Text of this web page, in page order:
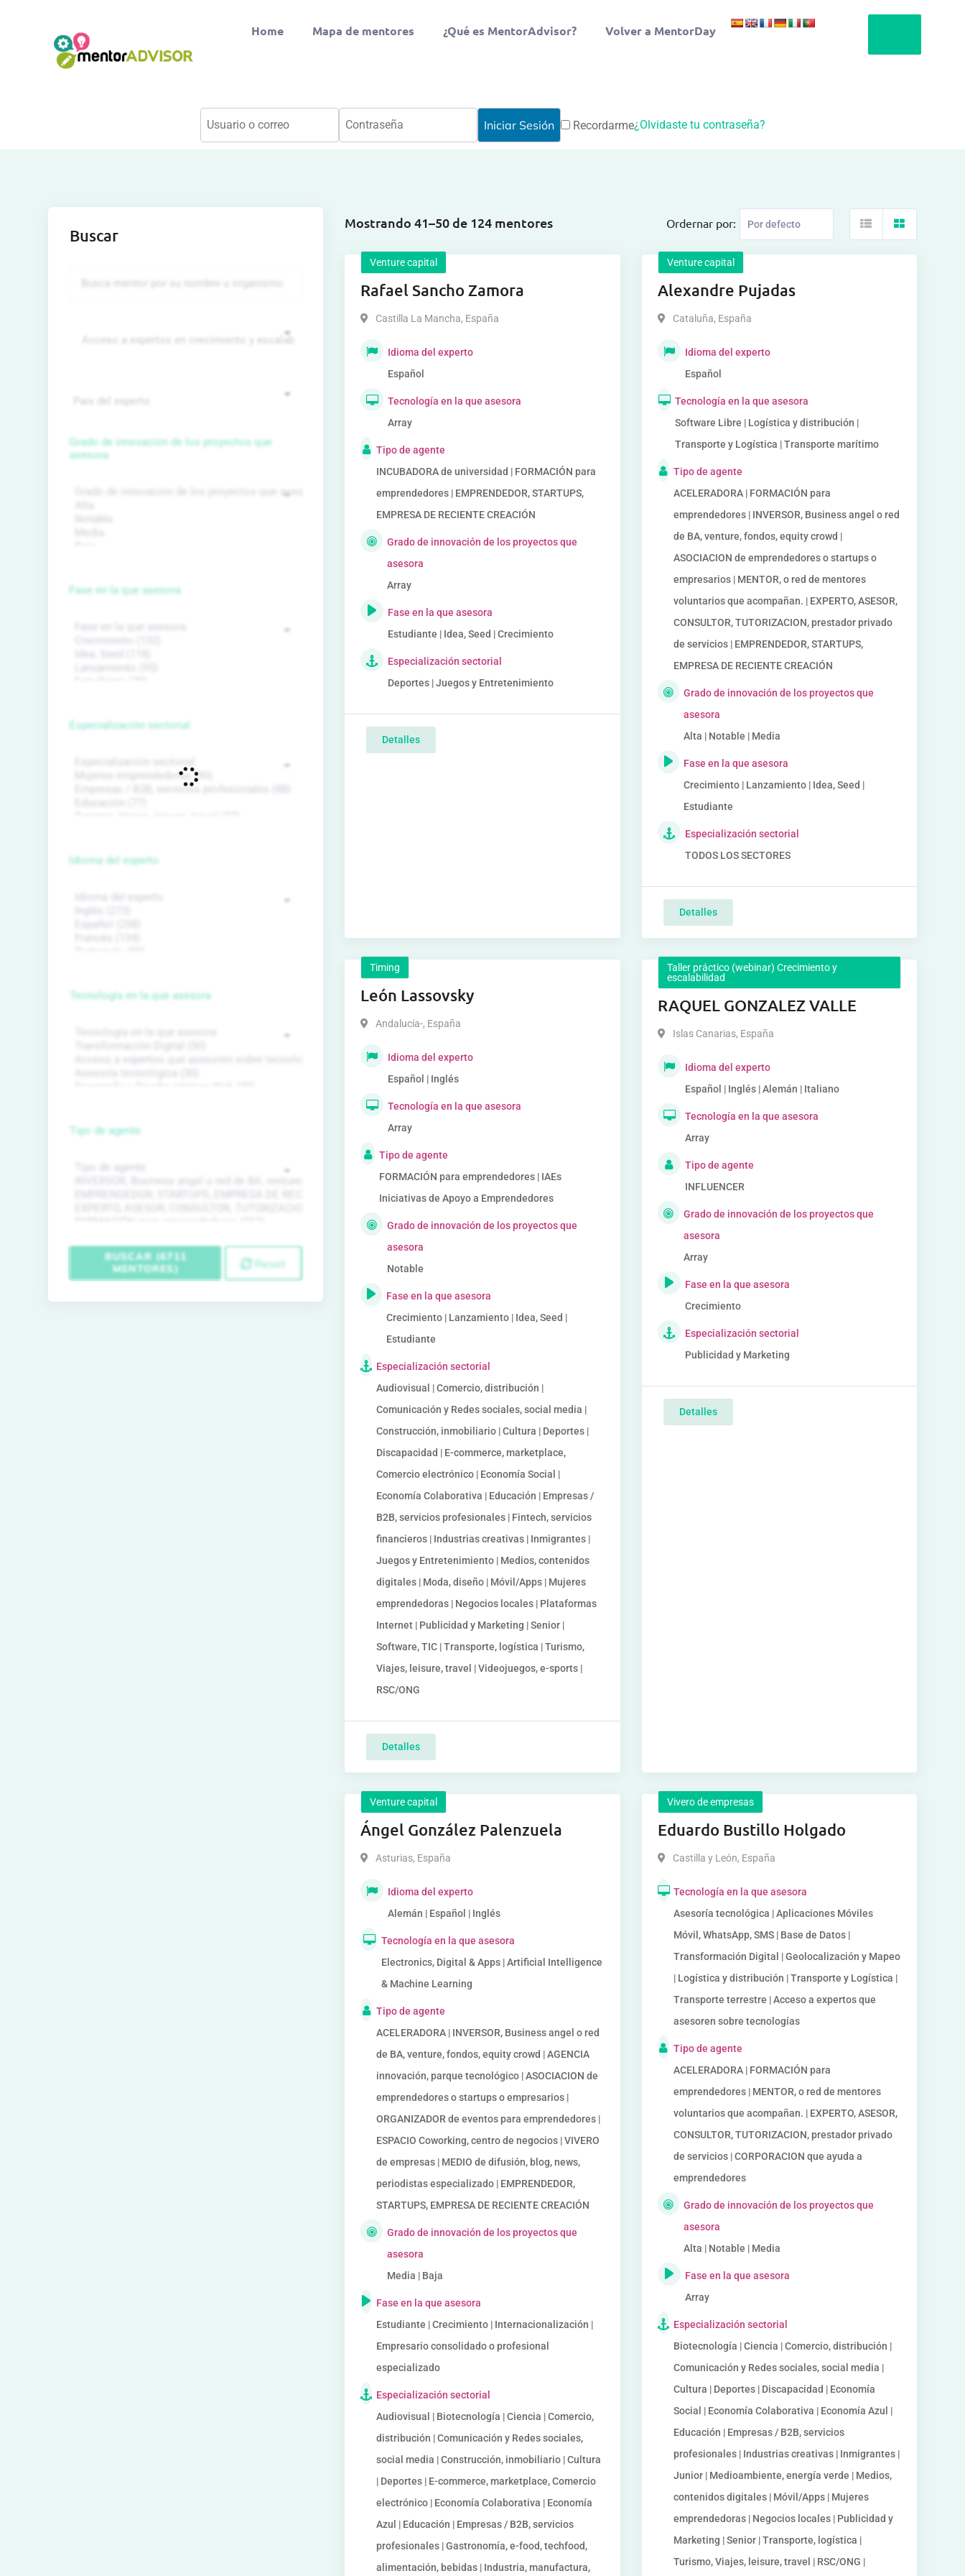
Home Mapa de mentores ¿Qué es MentorAdvisor? Volver a MentorDay
Recordarme¿Olvidaste tu contraseña?
Mostrando 41–50 de 124 mentores Ordernar por:
Venture capital
Rafael Sancho Zamora
Castilla La Mancha, España
Idioma del experto
Español
Tecnología en la que asesora
Array
Tipo de agente
INCUBADORA de universidad | FORMACIÓN para
emprendedores | EMPRENDEDOR, STARTUPS,
EMPRESA DE RECIENTE CREACIÓN
Grado de innovación de los proyectos que
asesora
Array
Fase en la que asesora
Estudiante | Idea, Seed | Crecimiento
Especialización sectorial
Deportes | Juegos y Entretenimiento
Detalles
Venture capital
Alexandre Pujadas
Cataluña, España
Idioma del experto
Español
Tecnología en la que asesora
Software Libre | Logística y distribución |
Transporte y Logística | Transporte marítimo
Tipo de agente
ACELERADORA | FORMACIÓN para
emprendedores | INVERSOR, Business angel o red
de BA, venture, fondos, equity crowd |
ASOCIACION de emprendedores o startups o
empresarios | MENTOR, o red de mentores
voluntarios que acompañan. | EXPERTO, ASESOR,
CONSULTOR, TUTORIZACION, prestador privado
de servicios | EMPRENDEDOR, STARTUPS,
EMPRESA DE RECIENTE CREACIÓN
Grado de innovación de los proyectos que
asesora
Alta | Notable | Media
Fase en la que asesora
Crecimiento | Lanzamiento | Idea, Seed |
Estudiante
Especialización sectorial
TODOS LOS SECTORES
Detalles
Timing
León Lassovsky
Andalucía-, España
Idioma del experto
Español | Inglés
Tecnología en la que asesora
Array
Tipo de agente
FORMACIÓN para emprendedores | IAEs
Iniciativas de Apoyo a Emprendedores
Grado de innovación de los proyectos que
asesora
Notable
Fase en la que asesora
Crecimiento | Lanzamiento | Idea, Seed |
Estudiante
Especialización sectorial
Audiovisual | Comercio, distribución |
Comunicación y Redes sociales, social media |
Construcción, inmobiliario | Cultura | Deportes |
Discapacidad | E-commerce, marketplace,
Comercio electrónico | Economía Social |
Economía Colaborativa | Educación | Empresas /
B2B, servicios profesionales | Fintech, servicios
financieros | Industrias creativas | Inmigrantes |
Juegos y Entretenimiento | Medios, contenidos
digitales | Moda, diseño | Móvil/Apps | Mujeres
emprendedoras | Negocios locales | Plataformas
Internet | Publicidad y Marketing | Senior |
Software, TIC | Transporte, logística | Turismo,
Viajes, leisure, travel | Videojuegos, e-sports |
RSC/ONG
Detalles
Taller práctico (webinar) Crecimiento y
escalabilidad
RAQUEL GONZALEZ VALLE
Islas Canarias, España
Idioma del experto
Español | Inglés | Alemán | Italiano
Tecnología en la que asesora
Array
Tipo de agente
INFLUENCER
Grado de innovación de los proyectos que
asesora
Array
Fase en la que asesora
Crecimiento
Especialización sectorial
Publicidad y Marketing
Detalles
Venture capital
Ángel González Palenzuela
Asturias, España
Idioma del experto
Alemán | Español | Inglés
Tecnología en la que asesora
Electronics, Digital & Apps | Artificial Intelligence
& Machine Learning
Tipo de agente
ACELERADORA | INVERSOR, Business angel o red
de BA, venture, fondos, equity crowd | AGENCIA
innovación, parque tecnológico | ASOCIACION de
emprendedores o startups o empresarios |
ORGANIZADOR de eventos para emprendedores |
ESPACIO Coworking, centro de negocios | VIVERO
de empresas | MEDIO de difusión, blog, news,
periodistas especializado | EMPRENDEDOR,
STARTUPS, EMPRESA DE RECIENTE CREACIÓN
Grado de innovación de los proyectos que
asesora
Media | Baja
Fase en la que asesora
Estudiante | Crecimiento | Internacionalización |
Empresario consolidado o profesional
especializado
Especialización sectorial
Audiovisual | Biotecnología | Ciencia | Comercio,
distribución | Comunicación y Redes sociales,
social media | Construcción, inmobiliario | Cultura
| Deportes | E-commerce, marketplace, Comercio
electrónico | Economía Colaborativa | Economía
Azul | Educación | Empresas / B2B, servicios
profesionales | Gastronomía, e-food, techfood,
alimentación, bebidas | Industria, manufactura,
Vivero de empresas
Eduardo Bustillo Holgado
Castilla y León, España
Tecnología en la que asesora
Asesoría tecnológica | Aplicaciones Móviles
Móvil, WhatsApp, SMS | Base de Datos |
Transformación Digital | Geolocalización y Mapeo
| Logística y distribución | Transporte y Logística |
Transporte terrestre | Acceso a expertos que
asesoren sobre tecnologías
Tipo de agente
ACELERADORA | FORMACIÓN para
emprendedores | MENTOR, o red de mentores
voluntarios que acompañan. | EXPERTO, ASESOR,
CONSULTOR, TUTORIZACION, prestador privado
de servicios | CORPORACION que ayuda a
emprendedores
Grado de innovación de los proyectos que
asesora
Alta | Notable | Media
Fase en la que asesora
Array
Especialización sectorial
Biotecnología | Ciencia | Comercio, distribución |
Comunicación y Redes sociales, social media |
Cultura | Deportes | Discapacidad | Economía
Social | Economía Colaborativa | Economía Azul |
Educación | Empresas / B2B, servicios
profesionales | Industrias creativas | Inmigrantes |
Junior | Medioambiente, energía verde | Medios,
contenidos digitales | Móvil/Apps | Mujeres
emprendedoras | Negocios locales | Publicidad y
Marketing | Senior | Transporte, logística |
Turismo, Viajes, leisure, travel | RSC/ONG |
Buscar
Grado de innovación de los proyectos que
asesora
Fase en la que asesora
Especialización sectorial
Idioma del experto
Tecnología en la que asesora
Tipo de agente
BUSCAR (6711
MENTORES)
Reset